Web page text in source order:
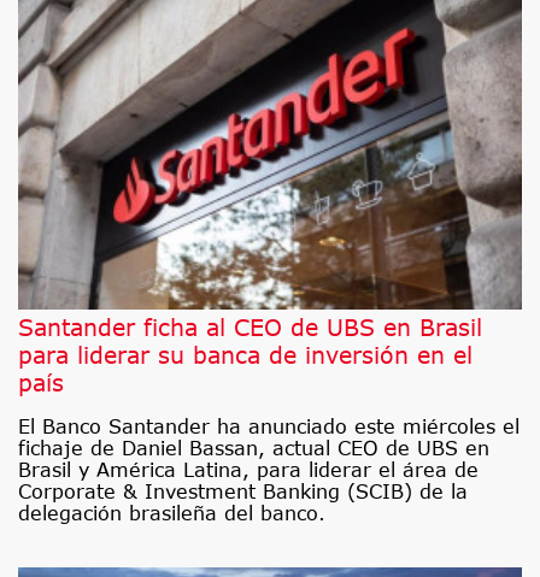
Santander ficha al CEO de UBS en Brasil
para liderar su banca de inversión en el
país
El Banco Santander ha anunciado este miércoles el
fichaje de Daniel Bassan, actual CEO de UBS en
Brasil y América Latina, para liderar el área de
Corporate & Investment Banking (SCIB) de la
delegación brasileña del banco.